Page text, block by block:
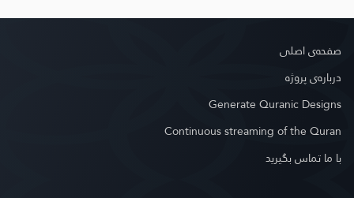
صفحه‌ى اصلى
درباره‌ى پروژه
Generate Quranic Designs
Continuous streaming of the Quran
با ما تماس بگیرید